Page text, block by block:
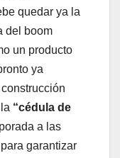
quedar ya la
del boom
un producto
ya
“cédula de
a las
garantizar